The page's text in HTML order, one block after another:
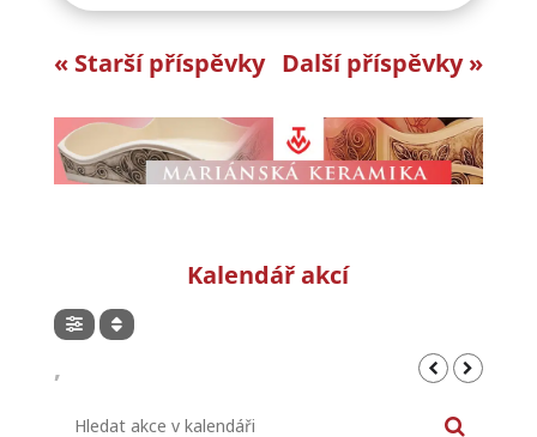
« Starší příspěvky Další příspěvky »
Kalendář akcí
,